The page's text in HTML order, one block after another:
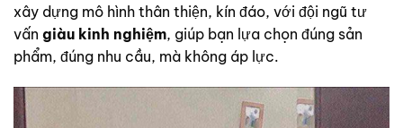
xây dựng mô hình thân thiện, kín đáo, với đội ngũ tư
vấn giàu kinh nghiệm, giúp bạn lựa chọn đúng sản
phẩm, đúng nhu cầu, mà không áp lực.